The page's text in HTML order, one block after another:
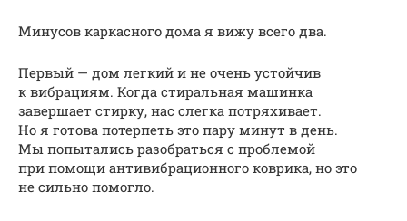
Минусов каркасного дома я вижу всего два.
Первый — дом легкий и не очень устойчив
к вибрациям. Когда стиральная машинка
завершает стирку, нас слегка потряхивает.
Но я готова потерпеть это пару минут в день.
Мы попытались разобраться с проблемой
при помощи антивибрационного коврика, но это
не сильно помогло.